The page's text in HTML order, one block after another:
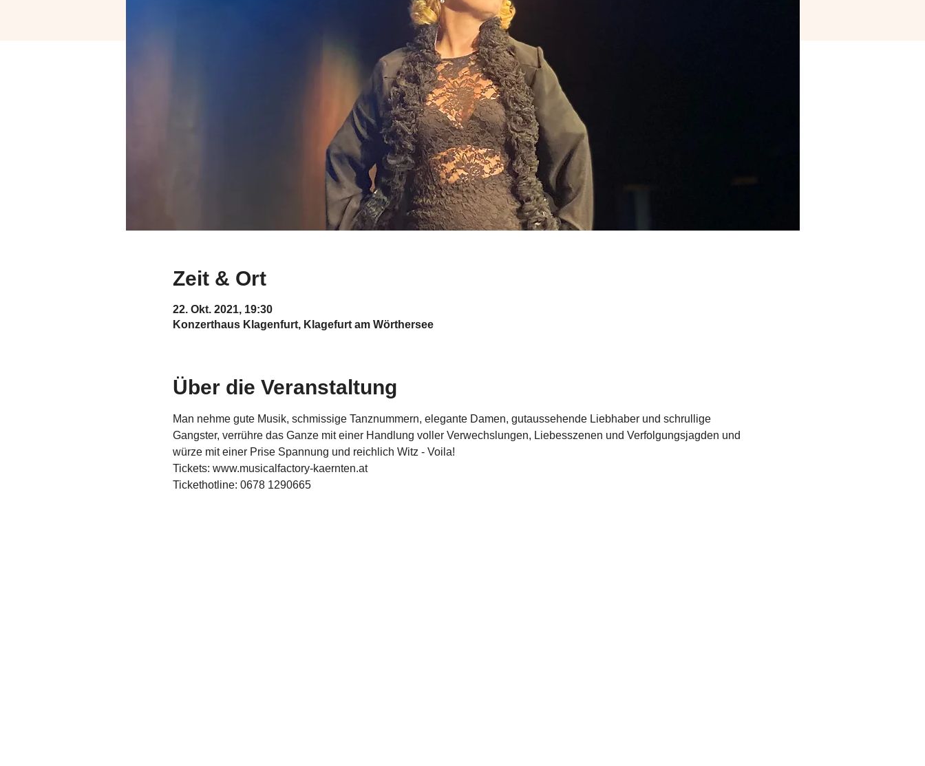
Zeit & Ort
22. Okt. 2021, 19:30
Konzerthaus Klagenfurt, Klagefurt am Wörthersee
Über die Veranstaltung
Man nehme gute Musik, schmissige Tanznummern, elegante Damen, gutaussehende Liebhaber und schrullige
Gangster, verrühre das Ganze mit einer Handlung voller Verwechslungen, Liebesszenen und Verfolgungsjagden und
würze mit einer Prise Spannung und reichlich Witz - Voila!
Tickets: www.musicalfactory-kaernten.at
Tickethotline: 0678 1290665